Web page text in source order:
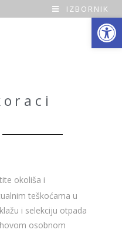
Open toolbar
IZBORNIK
okoliša i
teškoćama u
i selekciju otpada
osobnom